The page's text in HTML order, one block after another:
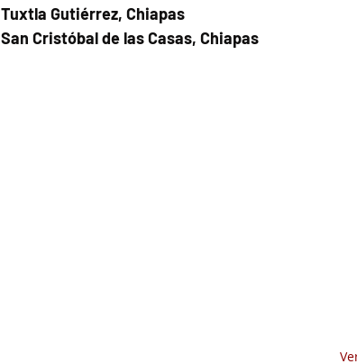
Tuxtla Gutiérrez, Chiapas
San Cristóbal de las Casas, Chiapas